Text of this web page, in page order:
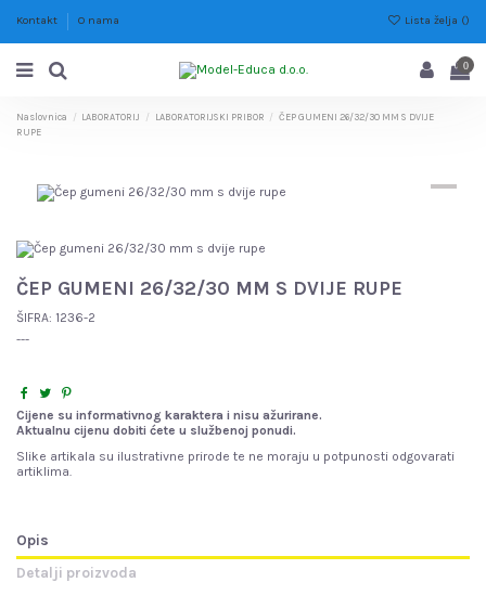
Kontakt O nama Lista želja ()
0
Naslovnica LABORATORIJ LABORATORIJSKI PRIBOR
ČEP GUMENI 26/32/30 MM S DVIJE
RUPE
ČEP GUMENI 26/32/30 MM S DVIJE RUPE
ŠIFRA: 1236-2
---
Cijene su informativnog karaktera i nisu ažurirane.
Aktualnu cijenu dobiti ćete u službenoj ponudi.
Slike artikala su ilustrativne prirode te ne moraju u potpunosti odgovarati
artiklima.
Opis
Detalji proizvoda